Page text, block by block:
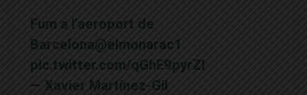
Fum a l’aeroport de
Barcelona@elmonarac1
pic.twitter.com/qGhE9pyrZI
— Xavier Martínez-Gil